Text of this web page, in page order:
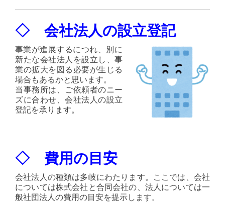
◇ 会社法人の設立登記
事業が進展するにつれ、別に
新たな会社法人を設立し、事
業の拡大を図る必要が生じる
場合もあるかと思います。
当事務所は、ご依頼者のニー
ズに合わせ、会社法人の設立
登記を承ります。
◇ 費用の目安
会社法人の種類は多岐にわたります。ここでは、会社
については株式会社と合同会社の、法人については一
般社団法人の費用の目安を提示します。